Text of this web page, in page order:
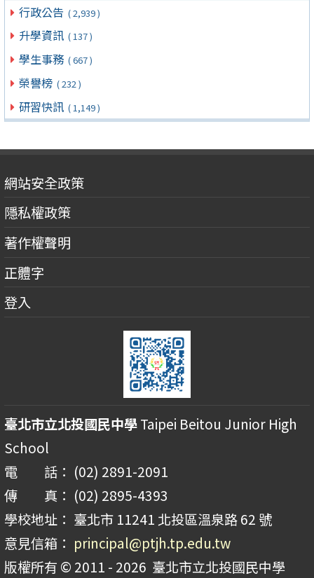
行政公告 ( 2,939 )
升學資訊 ( 137 )
學生事務 ( 667 )
榮譽榜 ( 232 )
研習快訊 ( 1,149 )
網站安全政策
隱私權政策
著作權聲明
正體字
登入
臺北市立北投國民中學Taipei Beitou Junior High
School
電 話： (02) 2891-2091
傳 真： (02) 2895-4393
學校地址： 臺北市 11241 北投區溫泉路 62 號
意見信箱： principal@ptjh.tp.edu.tw
版權所有 © 2011 - 2026 臺北市立北投國民中學